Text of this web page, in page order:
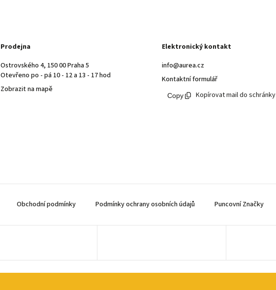
Prodejna
Ostrovského 4, 150 00 Praha 5
Otevřeno po - pá 10 - 12 a 13 - 17 hod
Zobrazit na mapě
Elektronický kontakt
info@aurea.cz
Kontaktní formulář
Kopírovat mail do schránky
Obchodní podmínky Podmínky ochrany osobních údajů Puncovní Značky